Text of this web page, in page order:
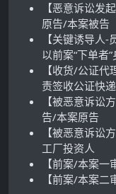
【恶意诉讼发
原告/本案被告
【关键诱导人-
以前案“下单者
【收货/公证
责签收公证快递
【被恶意诉讼
告/本案原告
【被恶意诉讼
工厂投资人
【前案/本案
【前案/本案